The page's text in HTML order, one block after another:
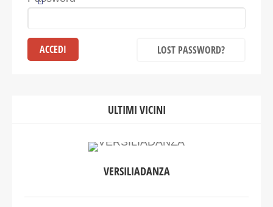
LOST PASSWORD?
ULTIMI VICINI
VERSILIADANZA